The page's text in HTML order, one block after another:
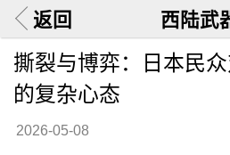
返回 西陆武
撕裂与博弈：日本民
的复杂心态
2026-05-08